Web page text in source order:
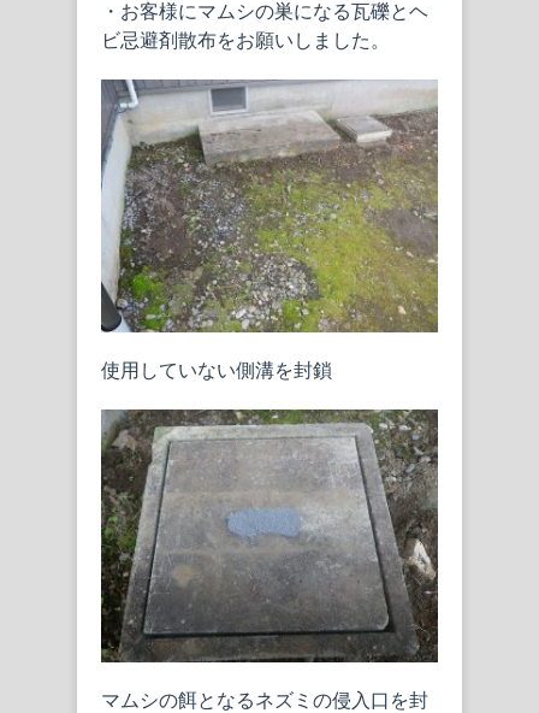
・お客様にマムシの巣になる瓦礫とヘ
ビ忌避剤散布をお願いしました。
使用していない側溝を封鎖
マムシの餌となるネズミの侵入口を封